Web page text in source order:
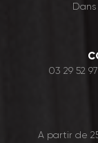
03 29 52
A partir de